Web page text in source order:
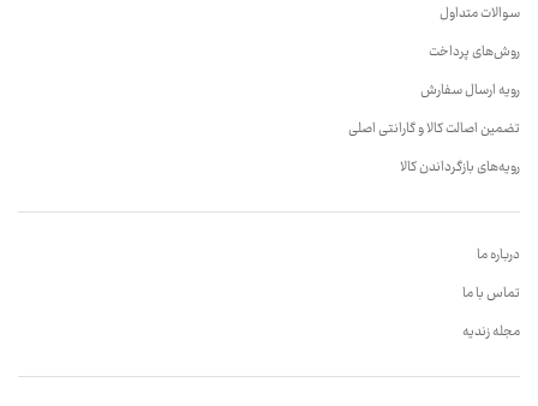
سوالات متداول
روش‌های پرداخت
رویه ارسال سفارش
تضمین اصالت کالا و گارانتی اصلی
رویه‌های بازگرداندن کالا
درباره ما
تماس با ما
مجله زندیه